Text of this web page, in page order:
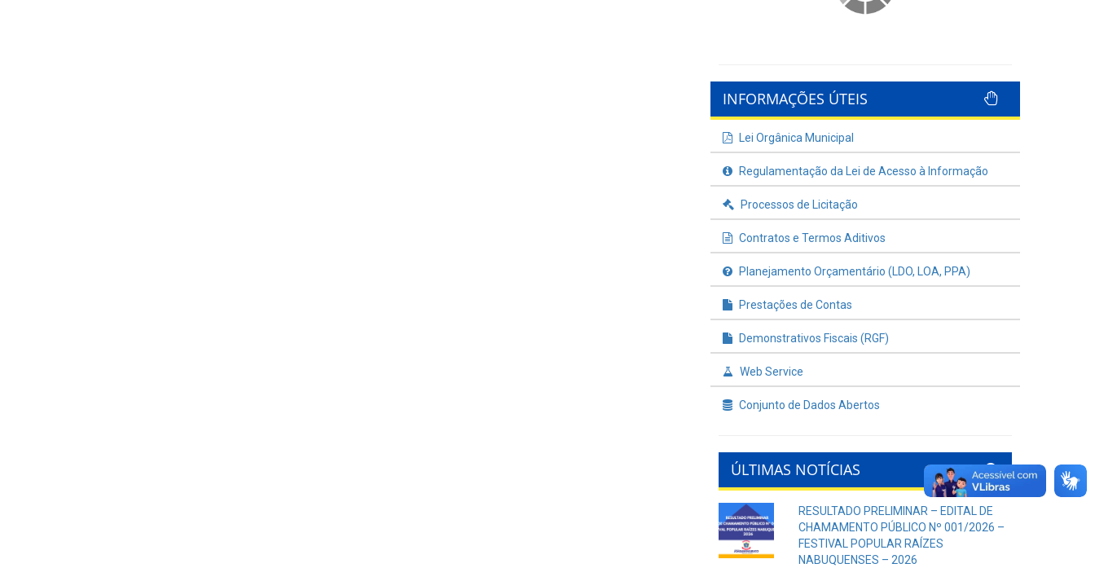
INFORMAÇÕES ÚTEIS
Lei Orgânica Municipal
Regulamentação da Lei de Acesso à Informação
Processos de Licitação
Contratos e Termos Aditivos
Planejamento Orçamentário (LDO, LOA, PPA)
Prestações de Contas
Demonstrativos Fiscais (RGF)
Web Service
Conjunto de Dados Abertos
ÚLTIMAS NOTÍCIAS
RESULTADO PRELIMINAR – EDITAL DE
CHAMAMENTO PÚBLICO Nº 001/2026 –
FESTIVAL POPULAR RAÍZES
NABUQUENSES – 2026